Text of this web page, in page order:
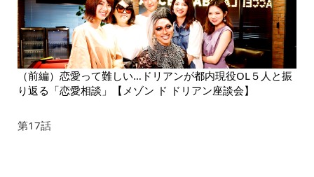
（前編）恋愛って難しい…ドリアンが都内現役OL５人と振
り返る「恋愛相談」【メゾン ド ドリアン座談会】
第17話